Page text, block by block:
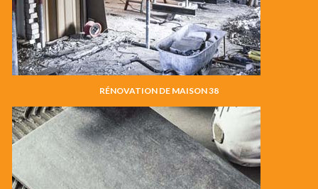
RÉNOVATION DE MAISON 38